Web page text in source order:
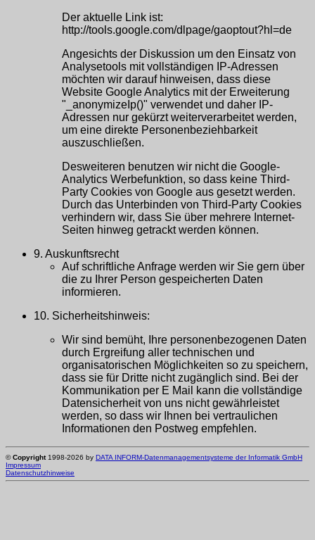
Der aktuelle Link ist:
http://tools.google.com/dlpage/gaoptout?hl=de
Angesichts der Diskussion um den Einsatz von
Analysetools mit vollständigen IP-Adressen
möchten wir darauf hinweisen, dass diese
Website Google Analytics mit der Erweiterung
"_anonymizeIp()" verwendet und daher IP-
Adressen nur gekürzt weiterverarbeitet werden,
um eine direkte Personenbeziehbarkeit
auszuschließen.
Desweiteren benutzen wir nicht die Google-
Analytics Werbefunktion, so dass keine Third-
Party Cookies von Google aus gesetzt werden.
Durch das Unterbinden von Third-Party Cookies
verhindern wir, dass Sie über mehrere Internet-
Seiten hinweg getrackt werden können.
9. Auskunftsrecht
Auf schriftliche Anfrage werden wir Sie gern über
die zu Ihrer Person gespeicherten Daten
informieren.
10. Sicherheitshinweis:
Wir sind bemüht, Ihre personenbezogenen Daten
durch Ergreifung aller technischen und
organisatorischen Möglichkeiten so zu speichern,
dass sie für Dritte nicht zugänglich sind. Bei der
Kommunikation per E Mail kann die vollständige
Datensicherheit von uns nicht gewährleistet
werden, so dass wir Ihnen bei vertraulichen
Informationen den Postweg empfehlen.
©Copyright1998-2026 by DATA INFORM-Datenmanagementsysteme der Informatik GmbH
Impressum
Datenschutzhinweise